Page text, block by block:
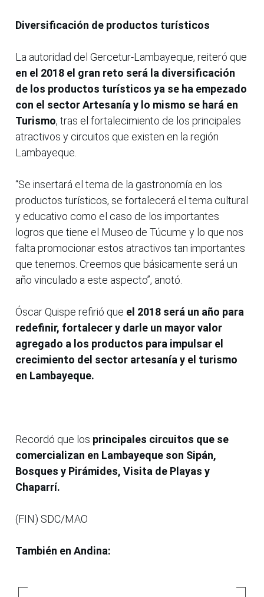
Diversificación de productos turísticos
La autoridad del Gercetur-Lambayeque, reiteró que
en el 2018 el gran reto será la diversificación
de los productos turísticos ya se ha empezado
con el sector Artesanía y lo mismo se hará en
Turismo, tras el fortalecimiento de los principales
atractivos y circuitos que existen en la región
Lambayeque.
“Se insertará el tema de la gastronomía en los
productos turísticos, se fortalecerá el tema cultural
y educativo como el caso de los importantes
logros que tiene el Museo de Túcume y lo que nos
falta promocionar estos atractivos tan importantes
que tenemos. Creemos que básicamente será un
año vinculado a este aspecto”, anotó.
Óscar Quispe refirió que el 2018 será un año para
redefinir, fortalecer y darle un mayor valor
agregado a los productos para impulsar el
crecimiento del sector artesanía y el turismo
en Lambayeque.
Recordó que los principales circuitos que se
comercializan en Lambayeque son Sipán,
Bosques y Pirámides, Visita de Playas y
Chaparrí.
(FIN) SDC/MAO
También en Andina: